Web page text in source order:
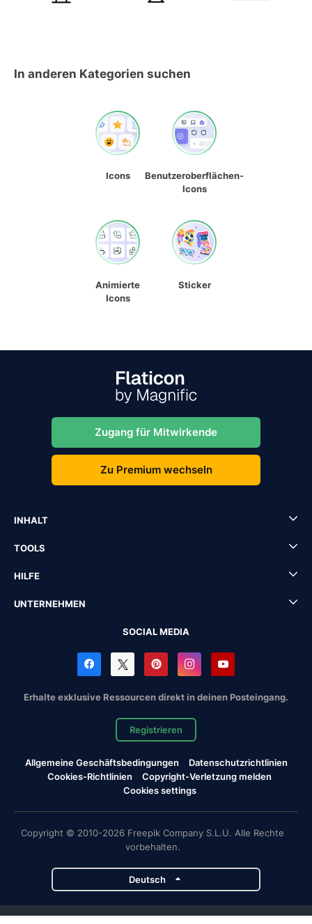
In anderen Kategorien suchen
Icons
Benutzeroberflächen-
Icons
Animierte
Icons
Sticker
Zugang für Mitwirkende
Zu Premium wechseln
INHALT
TOOLS
HILFE
UNTERNEHMEN
SOCIAL MEDIA
Erhalte exklusive Ressourcen direkt in deinen Posteingang.
Registrieren
Allgemeine Geschäftsbedingungen
Datenschutzrichtlinien
Cookies-Richtlinien
Copyright-Verletzung melden
Cookies settings
Copyright © 2010-2026 Freepik Company S.L.U. Alle Rechte
vorbehalten.
Deutsch